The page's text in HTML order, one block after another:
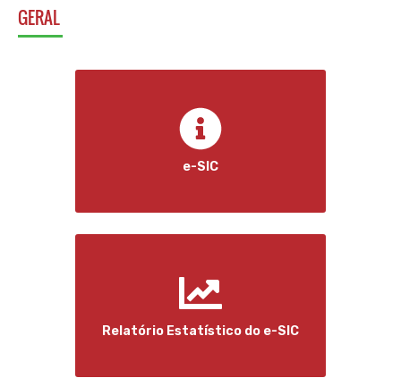
GERAL
e-SIC
Relatório Estatístico do e-SIC